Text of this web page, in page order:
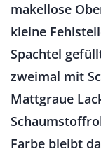
makellose
kleine
Spachtel
zweimal mit
Mattgraue
Farbe bleibt